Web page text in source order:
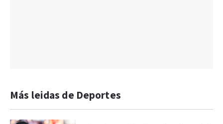
Más leidas de Deportes